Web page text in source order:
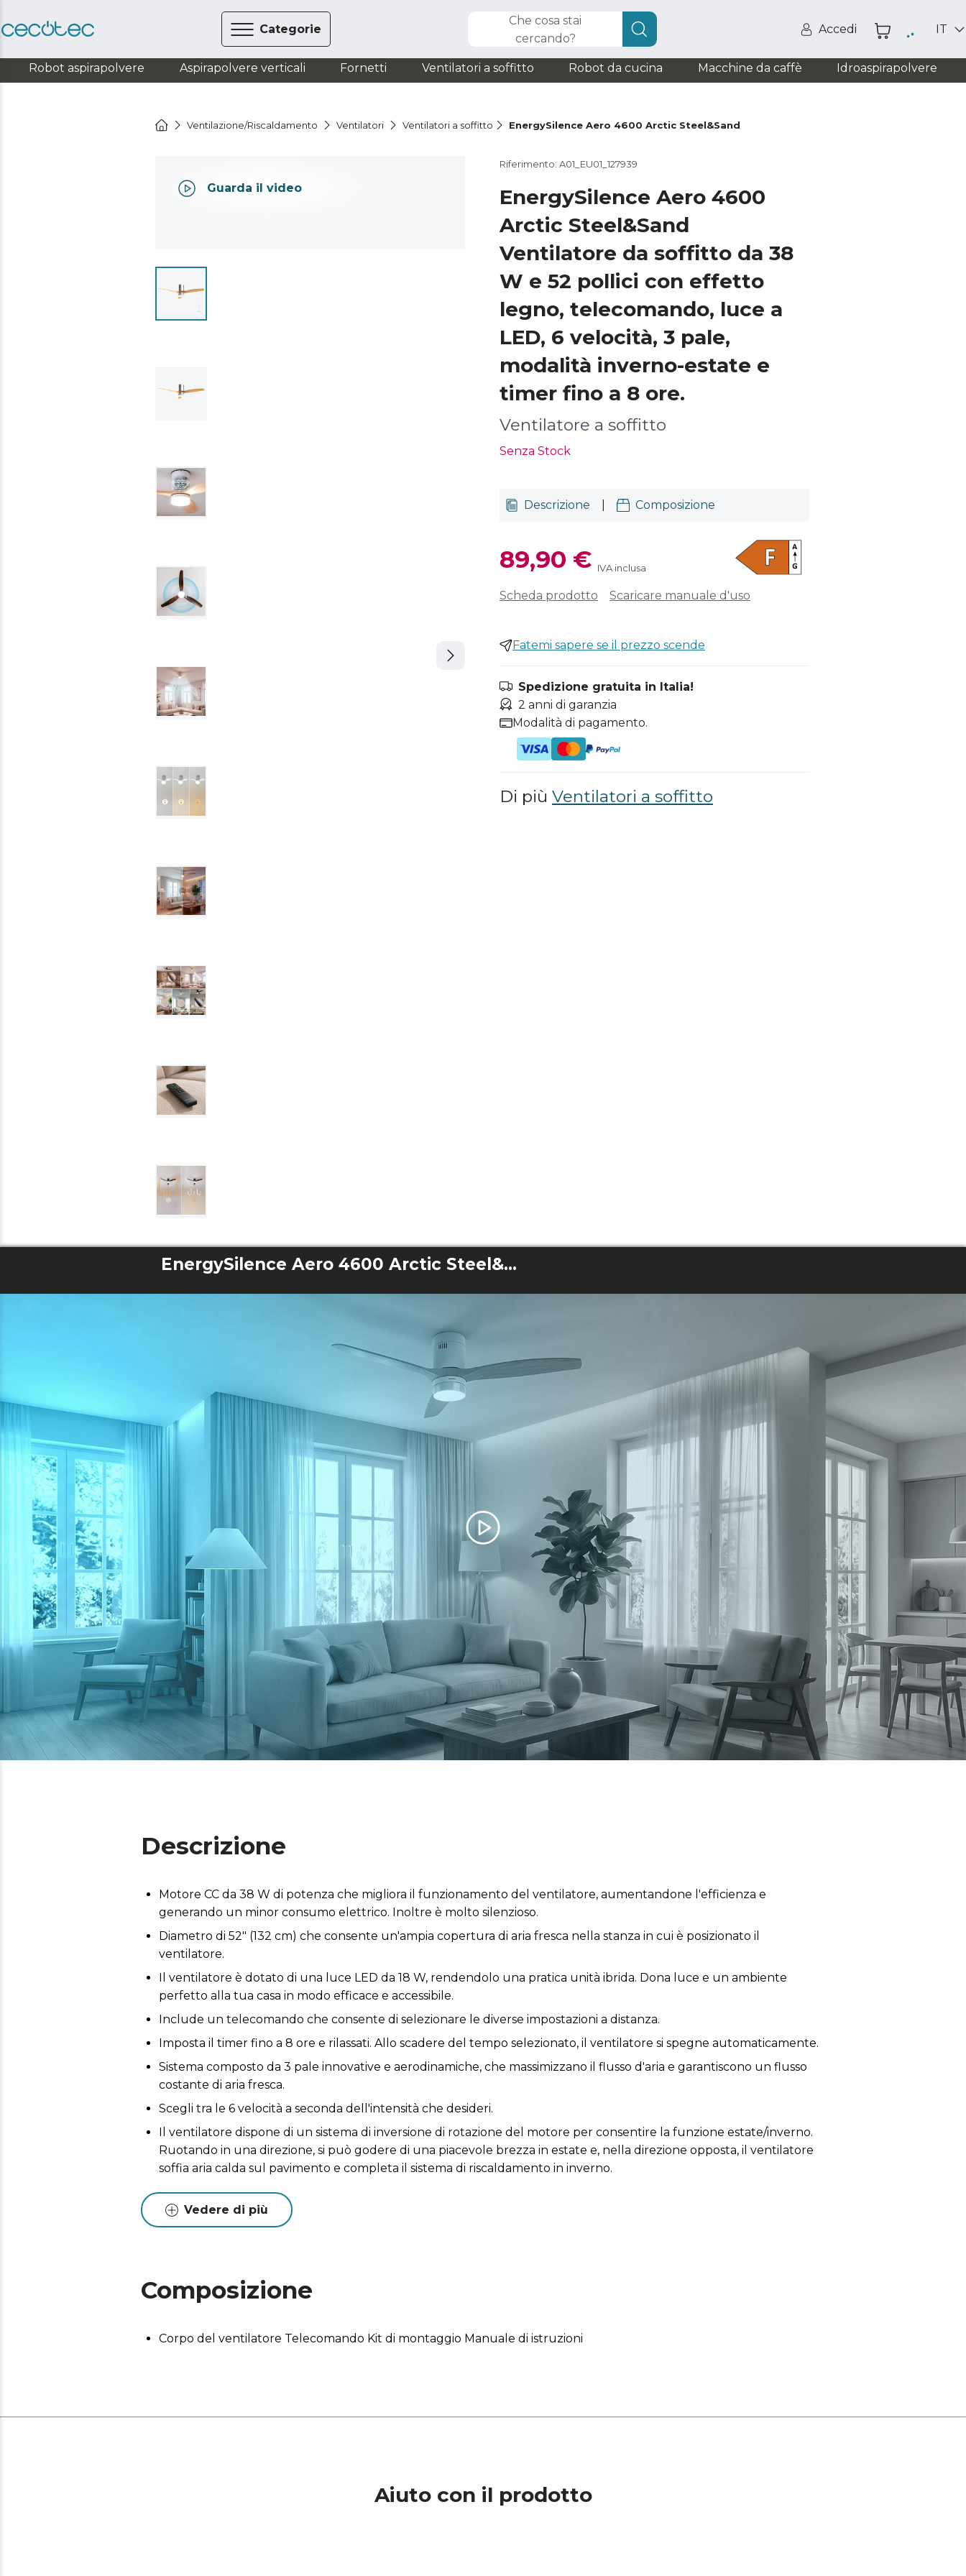
Categorie
Che cosa stai
cercando?
Accedi IT
Robot aspirapolvere Aspirapolvere verticali Fornetti Ventilatori a soffitto Robot da cucina Macchine da caffè Idroaspirapolvere
Ventilazione/Riscaldamento Ventilatori Ventilatori a soffitto EnergySilence Aero 4600 Arctic Steel&Sand
Guarda il video
Riferimento: A01_EU01_127939
EnergySilence Aero 4600
Arctic Steel&Sand
Ventilatore da soffitto da 38
W e 52 pollici con effetto
legno, telecomando, luce a
LED, 6 velocità, 3 pale,
modalità inverno-estate e
timer fino a 8 ore.
Ventilatore a soffitto
Senza Stock
Descrizione Composizione
89,90 € IVA inclusa
Scheda prodotto Scaricare manuale d'uso
Fatemi sapere se il prezzo scende
Spedizione gratuita in Italia!
2 anni di garanzia
Modalità di pagamento.
Di più Ventilatori a soffitto
EnergySilence Aero 4600 Arctic Steel&Sand
Descrizione
Motore CC da 38 W di potenza che migliora il funzionamento del ventilatore, aumentandone l'efficienza e
generando un minor consumo elettrico. Inoltre è molto silenzioso.
Diametro di 52" (132 cm) che consente un'ampia copertura di aria fresca nella stanza in cui è posizionato il
ventilatore.
Il ventilatore è dotato di una luce LED da 18 W, rendendolo una pratica unità ibrida. Dona luce e un ambiente
perfetto alla tua casa in modo efficace e accessibile.
Include un telecomando che consente di selezionare le diverse impostazioni a distanza.
Imposta il timer fino a 8 ore e rilassati. Allo scadere del tempo selezionato, il ventilatore si spegne automaticamente.
Sistema composto da 3 pale innovative e aerodinamiche, che massimizzano il flusso d'aria e garantiscono un flusso
costante di aria fresca.
Scegli tra le 6 velocità a seconda dell'intensità che desideri.
Il ventilatore dispone di un sistema di inversione di rotazione del motore per consentire la funzione estate/inverno.
Ruotando in una direzione, si può godere di una piacevole brezza in estate e, nella direzione opposta, il ventilatore
soffia aria calda sul pavimento e completa il sistema di riscaldamento in inverno.
Vedere di più
Composizione
Corpo del ventilatore Telecomando Kit di montaggio Manuale di istruzioni
Aiuto con il prodotto